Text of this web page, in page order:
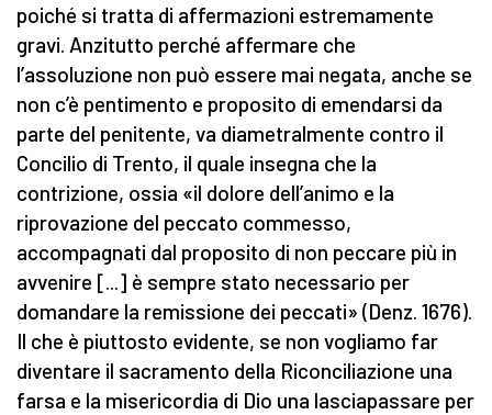
poiché si tratta di affermazioni estremamente
gravi. Anzitutto perché affermare che
l’assoluzione non può essere mai negata, anche se
non c’è pentimento e proposito di emendarsi da
parte del penitente, va diametralmente contro il
Concilio di Trento, il quale insegna che la
contrizione, ossia «il dolore dell’animo e la
riprovazione del peccato commesso,
accompagnati dal proposito di non peccare più in
avvenire [...] è sempre stato necessario per
domandare la remissione dei peccati» (Denz. 1676).
Il che è piuttosto evidente, se non vogliamo far
diventare il sacramento della Riconciliazione una
farsa e la misericordia di Dio una lasciapassare per